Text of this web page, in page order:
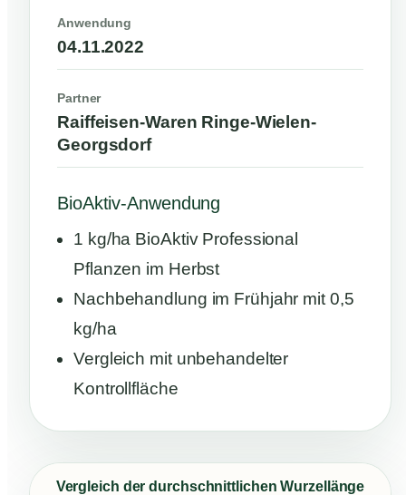
Anwendung
04.11.2022
Partner
Raiffeisen-Waren Ringe-Wielen-
Georgsdorf
BioAktiv-Anwendung
1 kg/ha BioAktiv Professional
Pflanzen im Herbst
Nachbehandlung im Frühjahr mit 0,5
kg/ha
Vergleich mit unbehandelter
Kontrollfläche
Vergleich der durchschnittlichen Wurzellänge